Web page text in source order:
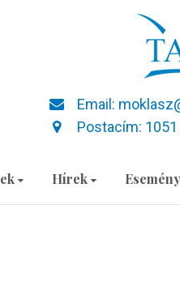
Email:
Postacím:
Hírek